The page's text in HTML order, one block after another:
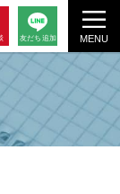
MENU
友だち追加